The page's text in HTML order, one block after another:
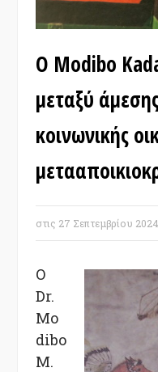
Ο Modibo
μεταξύ
κοινωνικής
στις 27 Σεπτεμβρίου 2024
Ο
Dr.
Mo
dibo
M.